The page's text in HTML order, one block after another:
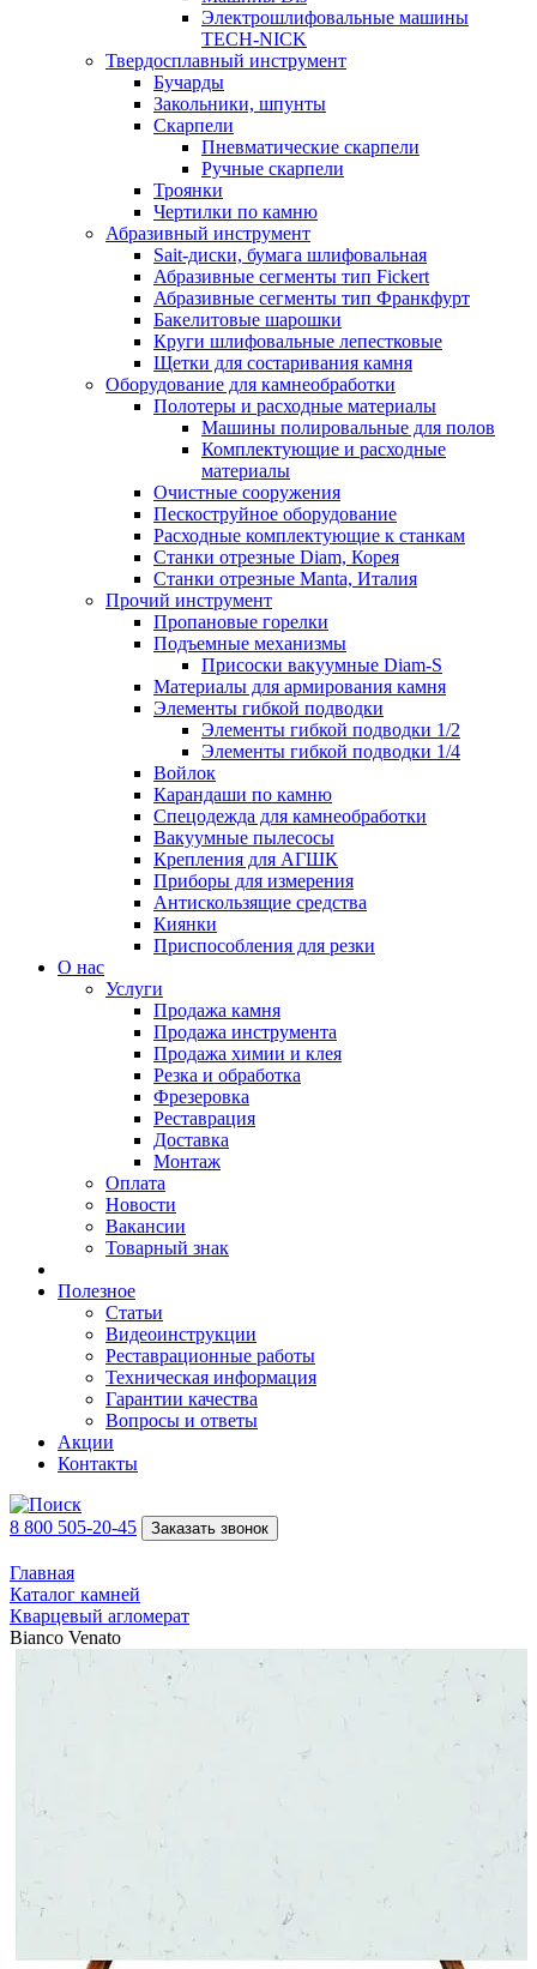
Электрошлифовальные машины
TECH-NICK
Твердосплавный инструмент
Бучарды
Закольники, шпунты
Скарпели
Пневматические скарпели
Ручные скарпели
Троянки
Чертилки по камню
Абразивный инструмент
Sait-диски, бумага шлифовальная
Абразивные сегменты тип Fickert
Абразивные сегменты тип Франкфурт
Бакелитовые шарошки
Круги шлифовальные лепестковые
Щетки для состаривания камня
Оборудование для камнеобработки
Полотеры и расходные материалы
Машины полировальные для полов
Комплектующие и расходные
материалы
Очистные сооружения
Пескоструйное оборудование
Расходные комплектующие к станкам
Станки отрезные Diam, Корея
Станки отрезные Manta, Италия
Прочий инструмент
Пропановые горелки
Подъeмные механизмы
Присоски вакуумные Diam-S
Материалы для армирования камня
Элементы гибкой подводки
Элементы гибкой подводки 1/2
Элементы гибкой подводки 1/4
Войлок
Карандаши по камню
Спецодежда для камнеобработки
Вакуумные пылесосы
Крепления для АГШК
Приборы для измерения
Антискользящие средства
Киянки
Приспособления для резки
О нас
Услуги
Продажа камня
Продажа инструмента
Продажа химии и клея
Резка и обработка
Фрезеровка
Реставрация
Доставка
Монтаж
Оплата
Новости
Вакансии
Товарный знак
Полезное
Статьи
Видеоинструкции
Реставрационные работы
Техническая информация
Гарантии качества
Вопросы и ответы
Акции
Контакты
8 800 505-20-45 Заказать звонок
Главная
Каталог камней
Кварцевый агломерат
Bianco Venato